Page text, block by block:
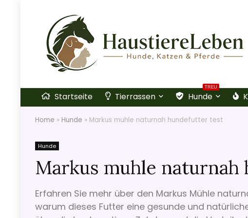
Startseite Tierrassen
TREU
Hunde
Home » Hunde » Markus muhle naturnah hundefutter test
Hunde
Markus muhle
Erfahren Sie mehr über den Markus Mühle
warum dieses Futter eine gesunde und